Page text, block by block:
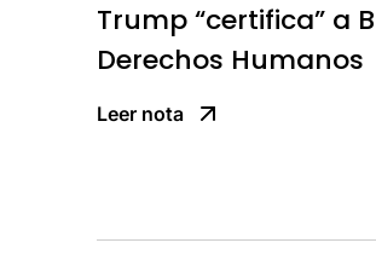
Trump “certifica” a
Derechos Humanos
Leer nota